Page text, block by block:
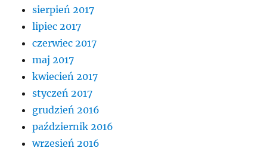
sierpień 2017
lipiec 2017
czerwiec 2017
maj 2017
kwiecień 2017
styczeń 2017
grudzień 2016
październik 2016
wrzesień 2016